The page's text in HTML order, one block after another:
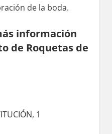
dе la boda.
información
dе Roquetas dе
1